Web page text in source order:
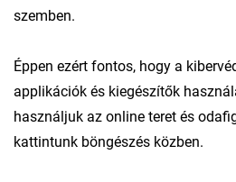
szemben.
Éppen ezért fontos, hogy a
applikációk és kiegészítők
használjuk az online teret és
kattintunk böngészés közben.